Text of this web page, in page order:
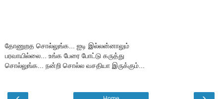
தோணுறத சொல்லுங்க... ஐடி இல்லன்னாலும்
பரவாயில்லை... உங்க பேரை போட்டு கருத்து
சொல்லுங்க... நன்றி சொல்ல வசதியா இருக்கும்...